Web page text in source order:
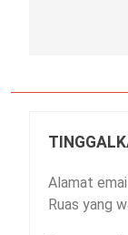
Alamat
Ruas yang